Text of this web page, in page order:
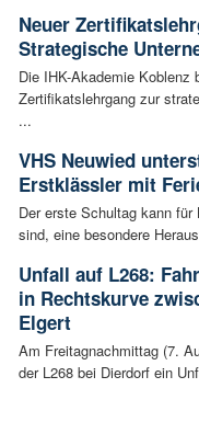
Neuer
Strategische
Die IHK-Akademie Koblenz
Zertifikatslehrgang zur
...
VHS Neuwied
Erstklässler mit
Der erste Schultag kann
sind, eine besondere
Unfall auf L268:
in Rechtskurve
Elgert
Am Freitagnachmittag (7.
der L268 bei Dierdorf ein